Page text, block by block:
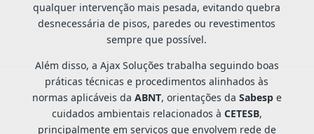
qualquer intervenção mais pesada, evitando quebra
desnecessária de pisos, paredes ou revestimentos
sempre que possível.
Além disso, a Ajax Soluções trabalha seguindo boas
práticas técnicas e procedimentos alinhados às
normas aplicáveis da ABNT, orientações da Sabespe
cuidados ambientais relacionados à CETESB,
principalmente em serviços que envolvem rede de